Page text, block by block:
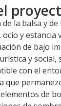
la balsa y
y
de bajo
y
con el
que
de